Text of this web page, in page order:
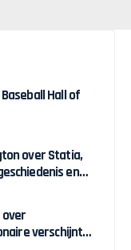
Hall of
over Statia,
en
verschijnt